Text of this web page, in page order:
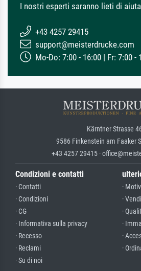
I nostri esperti saranno lieti di
+43 4257 29415
support@meisterdrucke.com
Mo-Do: 7:00 - 16:00 | Fr: 7:00 -
Kärntner Strasse
9586 Finkenstein am Faaker
+43 4257 29415 ·
Condizioni e contatti
· Contatti
· Condizioni
· CG
· Informativa sulla privacy
· Recesso
· Reclami
· Su di noi
·
·
·
·
·
·